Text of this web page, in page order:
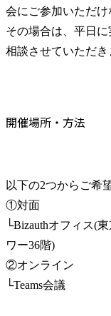
会にご参加いただけ
その場合は、平日
相談させていただき
開催場所・方法
以下の2つからご希
①対面
└Bizauthオフィス(
ワー36階)
②オンライン
└Teams会議